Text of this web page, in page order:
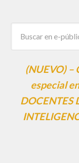
(NUEVO) –
especial
DOCENTES